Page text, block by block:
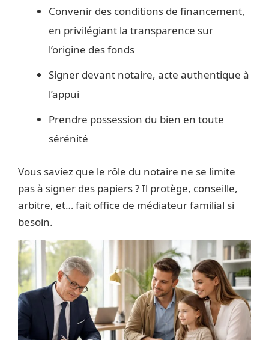
Convenir des conditions de financement,
en privilégiant la transparence sur
l’origine des fonds
Signer devant notaire, acte authentique à
l’appui
Prendre possession du bien en toute
sérénité
Vous saviez que le rôle du notaire ne se limite
pas à signer des papiers ? Il protège, conseille,
arbitre, et… fait office de médiateur familial si
besoin.